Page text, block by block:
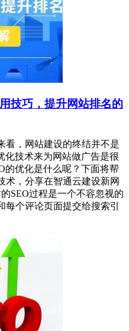
技巧，提升网站排名的
看，网站建设的终结并不是
化技术来为网站做广告是很
的优化是什么呢？下面将帮
术，分享在智通云建设新网
SEO过程是一个不容忽视的
个评论页面提交给搜索引